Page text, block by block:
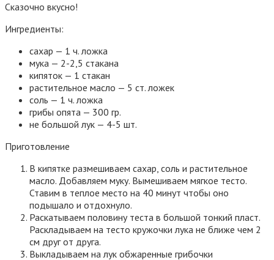
Сказочно вкусно!
Ингредиенты:
сахар — 1 ч. ложка
мука — 2-2,5 стакана
кипяток — 1 стакан
растительное масло — 5 ст. ложек
соль — 1 ч. ложка
грибы опята — 300 гр.
не большой лук — 4-5 шт.
Приготовление
В кипятке размешиваем сахар, соль и растительное
масло. Добавляем муку. Вымешиваем мягкое тесто.
Ставим в теплое место на 40 минут чтобы оно
подышало и отдохнуло.
Раскатываем половину теста в большой тонкий пласт.
Раскладываем на тесто кружочки лука не ближе чем 2
см друг от друга.
Выкладываем на лук обжаренные грибочки